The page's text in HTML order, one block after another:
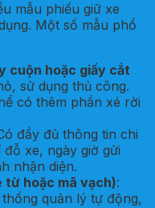
mẫu phiếu giữ xe
Một số mẫu phổ
cuộn hoặc giấy cắt
sử dụng thủ công.
có thêm phần xé rời
đầy đủ thông tin chi
xe, ngày giờ gửi
nhận diện.
từ hoặc mã vạch):
quản lý tự động,